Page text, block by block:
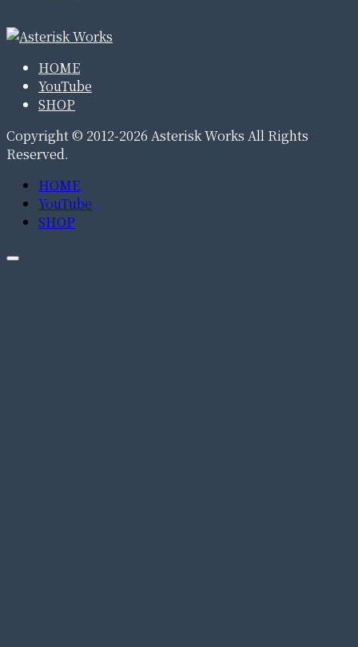
HOME
YouTube
SHOP
Copyright © 2012-2026 Asterisk Works All Rights
Reserved.
HOME
YouTube
SHOP